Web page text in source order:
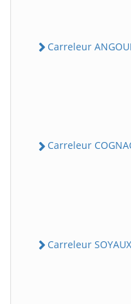
Carreleur
Carreleur
Carreleur SOYAUX